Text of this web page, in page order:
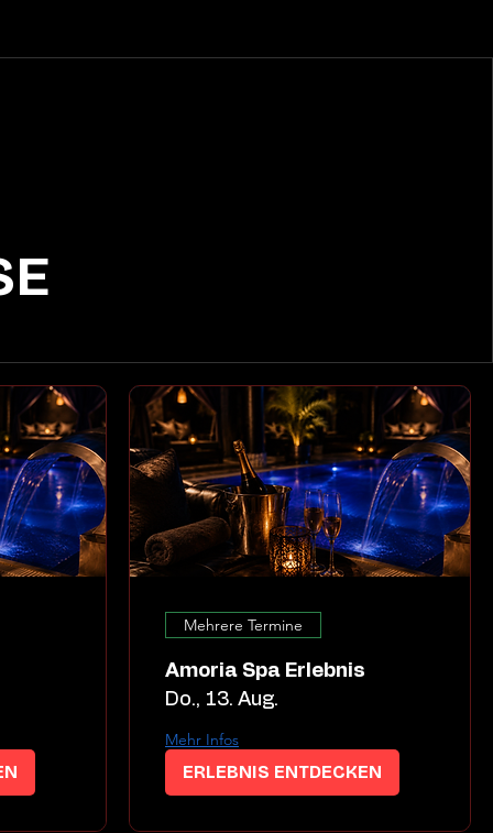
Mehrere Termine
Amoria Spa Erlebnis
Do., 13. Aug.
Mehr Infos
ERLEBNIS ENTDECKEN